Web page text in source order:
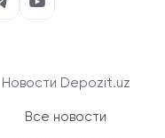
Новости Depozit.uz
Все новости